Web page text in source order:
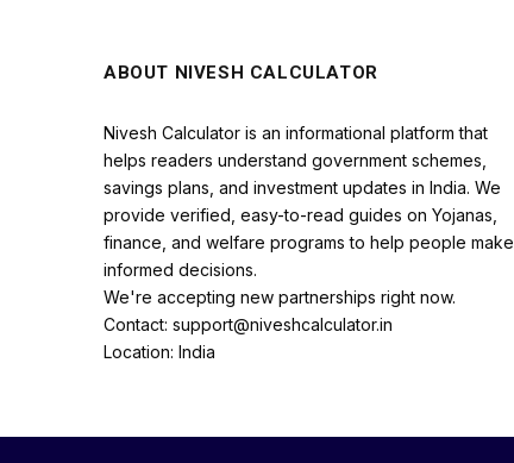
ABOUT NIVESH CALCULATOR
Nivesh Calculator is an informational platform that
helps readers understand government schemes,
savings plans, and investment updates in India. We
provide verified, easy-to-read guides on Yojanas,
finance, and welfare programs to help people make
informed decisions.
We're accepting new partnerships right now.
Contact: support@niveshcalculator.in
Location: India